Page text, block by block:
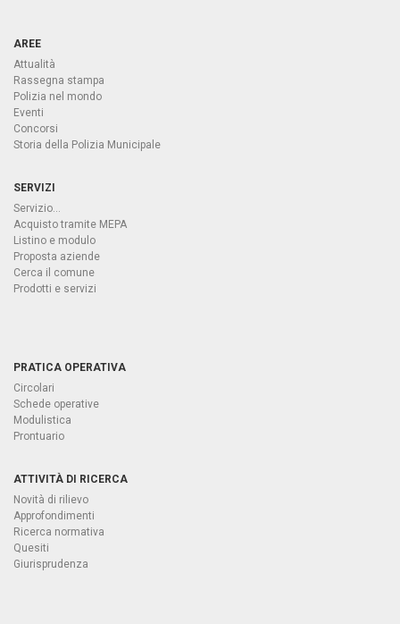
AREE
Attualità
Rassegna stampa
Polizia nel mondo
Eventi
Concorsi
Storia della Polizia Municipale
SERVIZI
Servizio...
Acquisto tramite MEPA
Listino e modulo
Proposta aziende
Cerca il comune
Prodotti e servizi
PRATICA OPERATIVA
Circolari
Schede operative
Modulistica
Prontuario
ATTIVITÀ DI RICERCA
Novità di rilievo
Approfondimenti
Ricerca normativa
Quesiti
Giurisprudenza